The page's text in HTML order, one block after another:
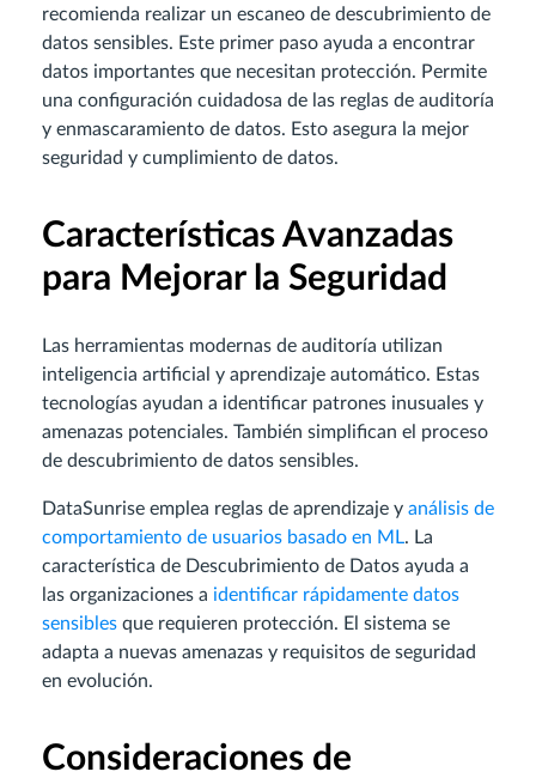
recomienda realizar un escaneo de descubrimiento de
datos sensibles. Este primer paso ayuda a encontrar
datos importantes que necesitan protección. Permite
una configuración cuidadosa de las reglas de auditoría
y enmascaramiento de datos. Esto asegura la mejor
seguridad y cumplimiento de datos.
Características Avanzadas
para Mejorar la Seguridad
Las herramientas modernas de auditoría utilizan
inteligencia artificial y aprendizaje automático. Estas
tecnologías ayudan a identificar patrones inusuales y
amenazas potenciales. También simplifican el proceso
de descubrimiento de datos sensibles.
DataSunrise emplea reglas de aprendizaje y análisis de
comportamiento de usuarios basado en ML. La
característica de Descubrimiento de Datos ayuda a
las organizaciones a identificar rápidamente datos
sensibles que requieren protección. El sistema se
adapta a nuevas amenazas y requisitos de seguridad
en evolución.
Consideraciones de